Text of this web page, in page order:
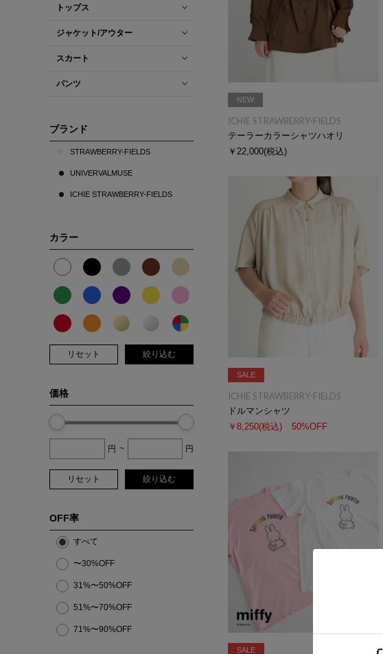
トップス
ジャケット/アウター
スカート
パンツ
ブランド
STRAWBERRY-FIELDS
UNIVERVALMUSE
ICHIE STRAWBERRY-FIELDS
カラー
リセット 絞り込む
価格
円 ~ 円
リセット 絞り込む
OFF率
すべて
〜30%OFF
31%〜50%OFF
51%〜70%OFF
71%〜90%OFF
NEW
ICHIE STRAWBERRY-FIELDS
テーラーカラーシャツハオリ
￥22,000(税込)
SALE
ICHIE STRAWBERRY-FIELDS
ドルマンシャツ
￥8,250(税込) 50%OFF
SALE